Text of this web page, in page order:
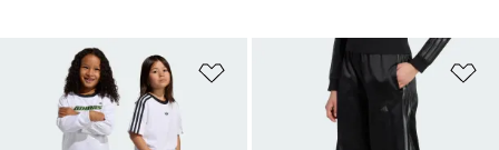
Op verlanglijst zetten